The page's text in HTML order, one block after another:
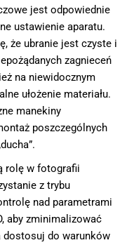
jest odpowiednie
ustawienie aparatu.
że ubranie jest czyste i
zagnieceń
na niewidocznym
ułożenie materiału.
manekiny
poszczególnych
rolę w fotografii
z trybu
nad parametrami
aby zminimalizować
dostosuj do warunków